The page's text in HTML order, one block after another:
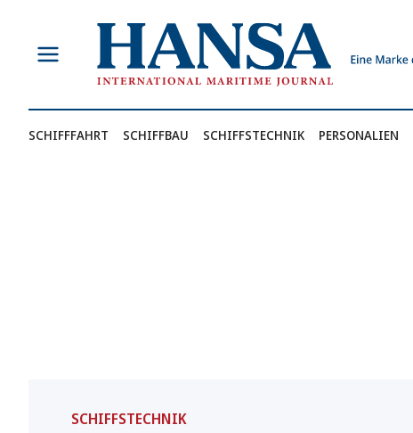
springen
SCHIFFFAHRT SCHIFFBAU SCHIFFSTECHNIK PERSONALIEN
SCHIFFSTECHNIK